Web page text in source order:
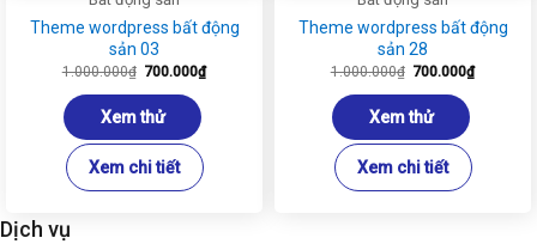
Theme wordpress bất động
sản 03
1.000.000₫ Giá
là:
1.000.000₫.
700.000₫Giá
hiện
Xem thử
Xem chi tiết
Theme wordpress bất động
sản 28
1.000.000₫ Giá
là:
1.000.000₫.
700.000₫Giá
hiện
Xem thử
Xem chi tiết
Dịch vụ